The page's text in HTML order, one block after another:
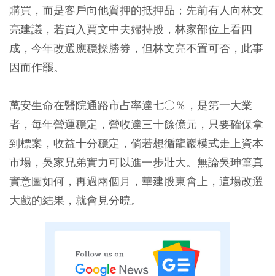
購買，而是客戶向他質押的抵押品；先前有人向林文
亮建議，若買入賈文中夫婦持股，林家部位上看四
成，今年改選應穩操勝券，但林文亮不置可否，此事
因而作罷。
萬安生命在醫院通路市占率達七○％，是第一大業
者，每年營運穩定，營收達三十餘億元，只要確保拿
到標案，收益十分穩定，倘若想循龍巖模式走上資本
市場，吳家兄弟實力可以進一步壯大。無論吳珅篁真
實意圖如何，再過兩個月，華建股東會上，這場改選
大戲的結果，就會見分曉。